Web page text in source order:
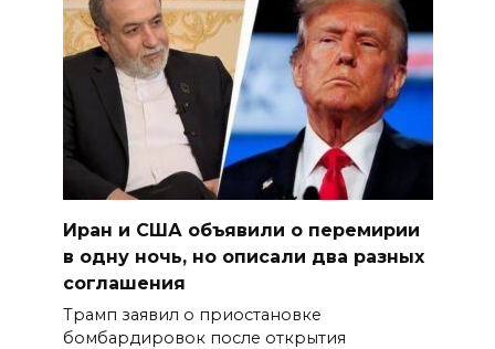
Иран и США объявили о перемирии
в одну ночь, но описали два разных
соглашения
Трамп заявил о приостановке
бомбардировок после открытия